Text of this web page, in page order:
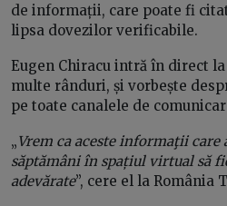
de informații, care poate fi
lipsa dovezilor verificabile.
Eugen Chiracu intră în direct
multe rânduri, și vorbește
pe toate canalele de
„Vrem ca aceste informaţii
săptămâni în spațiul virtual să
adevărate”, cere el la România